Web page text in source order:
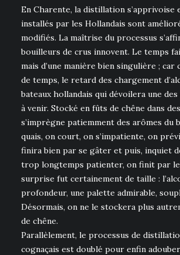
En Charente, la distillation s’apprivoise
installés par les Hollandais sont
modifiés. La maîtrise du processus
bouilleurs de crus innovent. Le temps
mais d’une manière bien singulière ; car
de temps, le retard des chargement
bateaux hollandais qui dévoilera une des
à venir. Stocké en fûts de chêne dans
s’imprègne patiemment des arômes du
quais, on court, on s’impatiente, on
finira bien par se gâter et puis, inquiet
trop longtemps patienter, on finit par
surprise fut certainement de taille :
profondeur, une palette admirable,
Désormais, on ne le stockera plus
de chêne.
Parallèlement, le processus de
cognaçais est doublé pour enfin